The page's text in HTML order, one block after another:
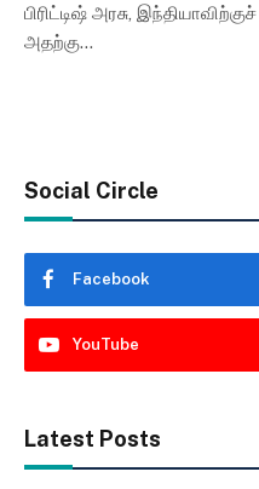
பிரிட்டிஷ் அரசு,
அதற்கு…
Social Circle
Facebook
YouTube
Latest Posts